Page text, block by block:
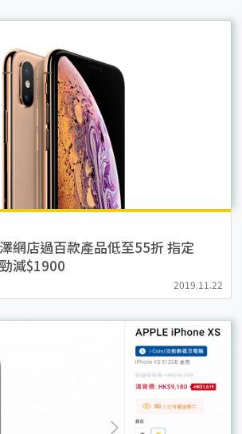
網店過百款產品低至55折 指定
減$1900
2019.11.22